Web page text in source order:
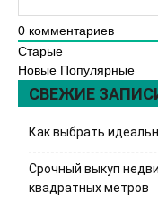
0 комментариев
Старые
Новые Популярные
СВЕЖИЕ
Как выбрать
Срочный выкуп
квадратных метров